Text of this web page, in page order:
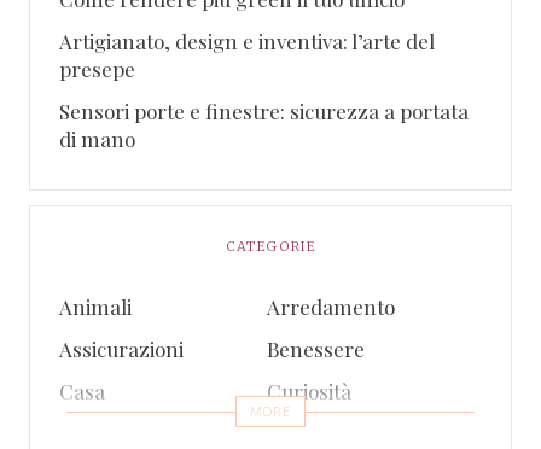
Artigianato, design e inventiva: l’arte del
presepe
Sensori porte e finestre: sicurezza a portata
di mano
CATEGORIE
Animali
Arredamento
Assicurazioni
Benessere
Casa
Curiosità
Finanza
MORE